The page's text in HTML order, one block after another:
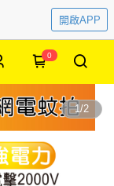
開啟APP
0
1/2